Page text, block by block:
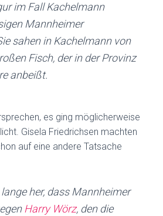
im Fall Kachelmann
Mannheimer
sahen in Kachelmann von
Fisch, der in der Provinz
anbeißt.
es ging möglicherweise
Gisela Friedrichsen machten
auf eine andere Tatsache
her, dass Mannheimer
Harry Wörz, den die